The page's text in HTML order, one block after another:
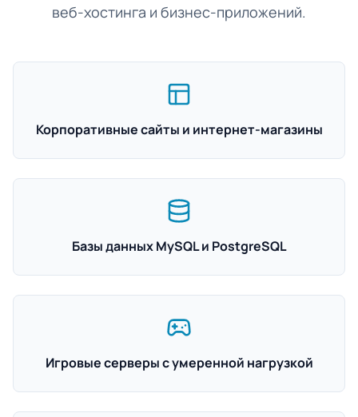
веб-хостинга и бизнес-приложений.
Корпоративные сайты и интернет-магазины
Базы данных MySQL и PostgreSQL
Игровые серверы с умеренной нагрузкой